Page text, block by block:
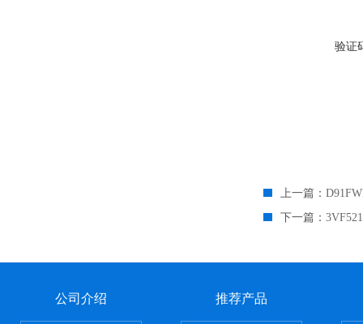
验证
上一篇：
下一篇：
公司介绍 推荐产品